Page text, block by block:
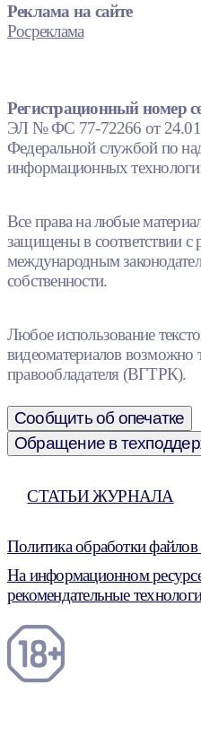
Реклама на сайте
Росреклама
Регистрационный номер
ЭЛ № ФС 77-72266 от
Федеральной службой по
информационных
Все права на любые
защищены в соответствии с
международным
собственности.
Любое использование
видеоматериалов возможно
правообладателя (ВГТРК).
Сообщить об опечатке
Обращение в
СТАТЬИ ЖУРНАЛА
Политика обработки
На информационном
рекомендательные